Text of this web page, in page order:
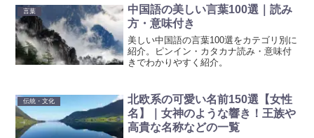
れません。
言葉
中国語の美しい言葉100選｜読み
方・意味付き
美しい中国語の言葉100選をカテゴリ別に
紹介。ピンイン・カタカナ読み・意味付
きでわかりやすく紹介。
伝統・文化
北欧系の可愛い名前150選【女性
名】｜女神のような響き！王族や
高貴な名称などの一覧